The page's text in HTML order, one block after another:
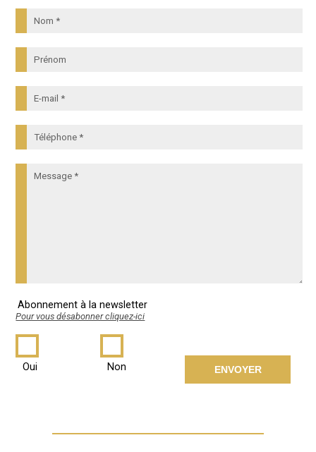
Abonnement à la newsletter
Pour vous désabonner cliquez-ici
Oui Non